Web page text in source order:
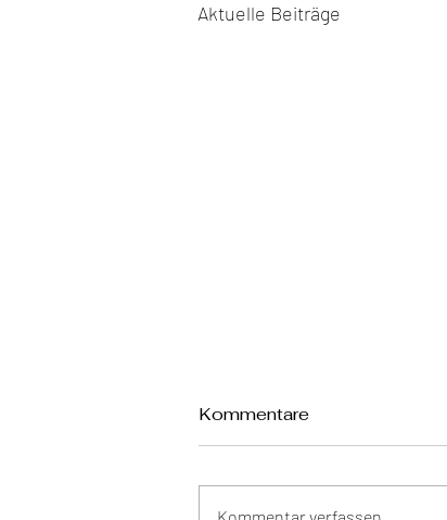
Aktuelle Beiträge
Kommentare